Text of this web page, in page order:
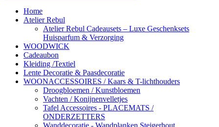
Home
Atelier Rebul
Atelier Rebul Cadeausets – Luxe Geschenksets
Huisparfum & Verzorging
WOODWICK
Cadeaubon
Kleiding /Textiel
Lente Decoratie & Paasdecoratie
WOONACCESSOIRES / Kaars & T-lichthouders
Droogbloemen / Kunstbloemen
Vachten / Konijnenvelletjes
Tafel Accessoires - PLACEMATS /
ONDERZETTERS
Wanddecoratie - Wandplanken Steigerhout